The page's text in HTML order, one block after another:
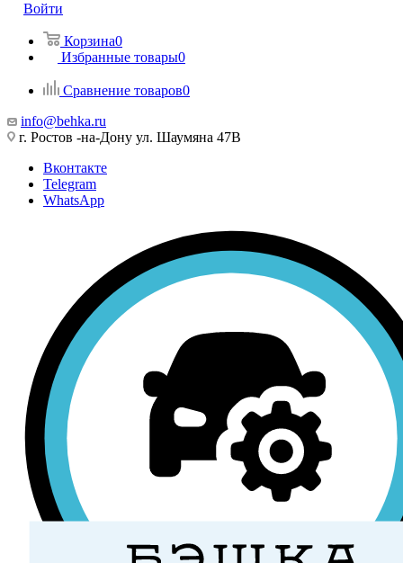
Войти
Корзина0
Избранные товары0
Сравнение товаров0
info@behka.ru
г. Ростов -на-Дону ул. Шаумяна 47В
Вконтакте
Telegram
WhatsApp